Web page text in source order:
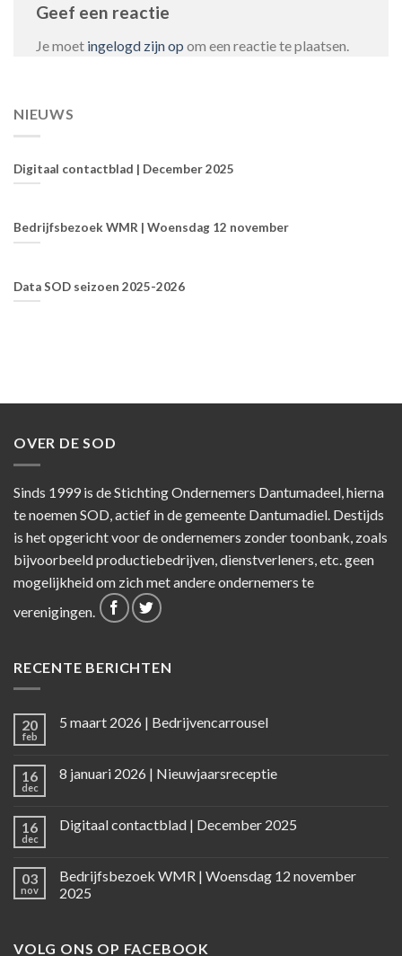
Geef een reactie
Je moet ingelogd zijn op om een reactie te plaatsen.
NIEUWS
Digitaal contactblad | December 2025
Bedrijfsbezoek WMR | Woensdag 12 november
Data SOD seizoen 2025-2026
OVER DE SOD
Sinds 1999 is de Stichting Ondernemers Dantumadeel, hierna
te noemen SOD, actief in de gemeente Dantumadiel. Destijds
is het opgericht voor de ondernemers zonder toonbank, zoals
bijvoorbeeld productiebedrijven, dienstverleners, etc. geen
mogelijkheid om zich met andere ondernemers te
verenigingen.
RECENTE BERICHTEN
20
feb
5 maart 2026 | Bedrijvencarrousel
16
dec
8 januari 2026 | Nieuwjaarsreceptie
16
dec
Digitaal contactblad | December 2025
03
nov
Bedrijfsbezoek WMR | Woensdag 12 november
2025
VOLG ONS OP FACEBOOK